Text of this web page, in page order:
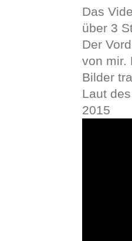
Das
über 3
Der
von mir.
Bilder
Laut
2015